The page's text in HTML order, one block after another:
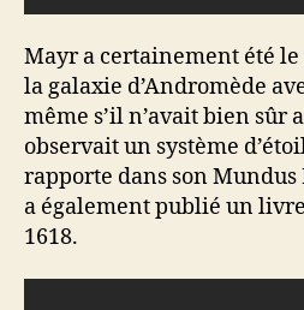
Mayr a certainement été
la galaxie d’Andromède
même s’il n’avait bien sûr
observait un système
rapporte dans son
a également publié un
1618.